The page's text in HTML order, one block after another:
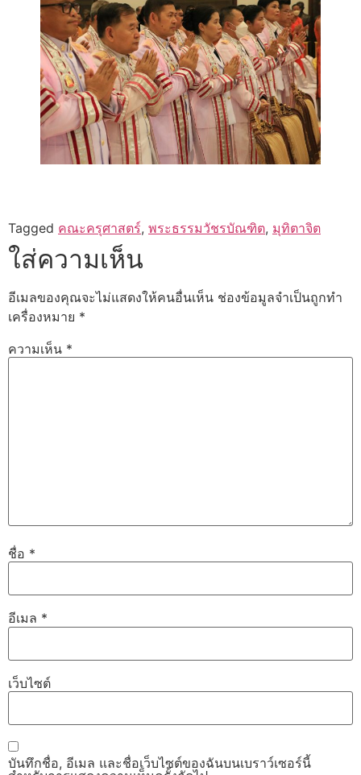
Tagged คณะครุศาสตร์, พระธรรมวัชรบัณฑิต, มุทิตาจิต
ใส่ความเห็น
อีเมลของคุณจะไม่แสดงให้คนอื่นเห็น ช่องข้อมูลจำเป็นถูกทำ
เครื่องหมาย *
ความเห็น *
ชื่อ *
อีเมล *
เว็บไซต์
บันทึกชื่อ, อีเมล และชื่อเว็บไซต์ของฉันบนเบราว์เซอร์นี้